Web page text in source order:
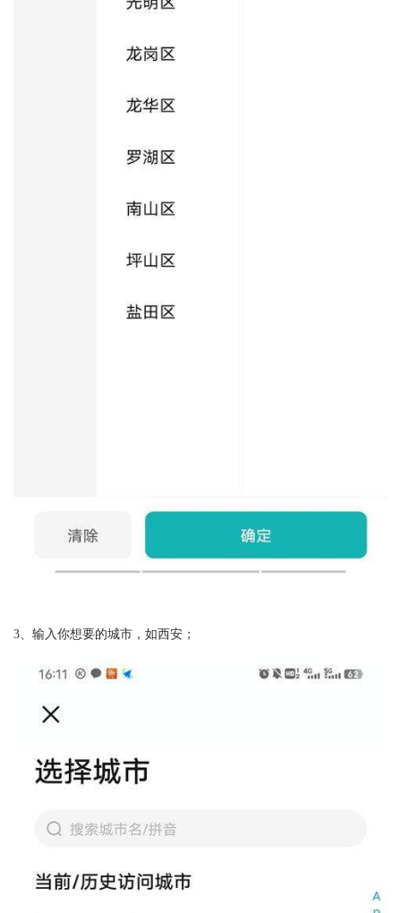
3、输入你想要的城市，如西安；